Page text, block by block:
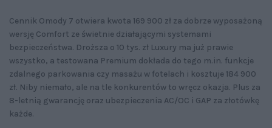
Cennik Omody 7 otwiera kwota 169 900 zł za dobrze wyposażoną
wersję Comfort ze świetnie działającymi systemami
bezpieczeństwa. Droższa o 10 tys. zł Luxury ma już prawie
wszystko, a testowana Premium dokłada do tego m.in. funkcje
zdalnego parkowania czy masażu w fotelach i kosztuje 184 900
zł. Niby niemało, ale na tle konkurentów to wręcz okazja. Plus za
8-letnią gwarancję oraz ubezpieczenia AC/OC i GAP za złotówkę
każde.